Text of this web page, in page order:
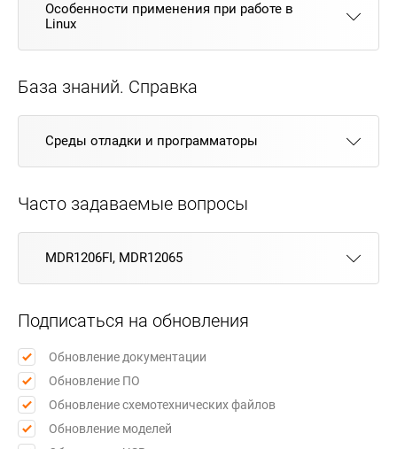
Особенности применения при работе в
Linux
База знаний. Справка
Среды отладки и программаторы
Часто задаваемые вопросы
MDR1206FI, MDR12065
Подписаться на обновления
Обновление документации
Обновление ПО
Обновление схемотехнических файлов
Обновление моделей